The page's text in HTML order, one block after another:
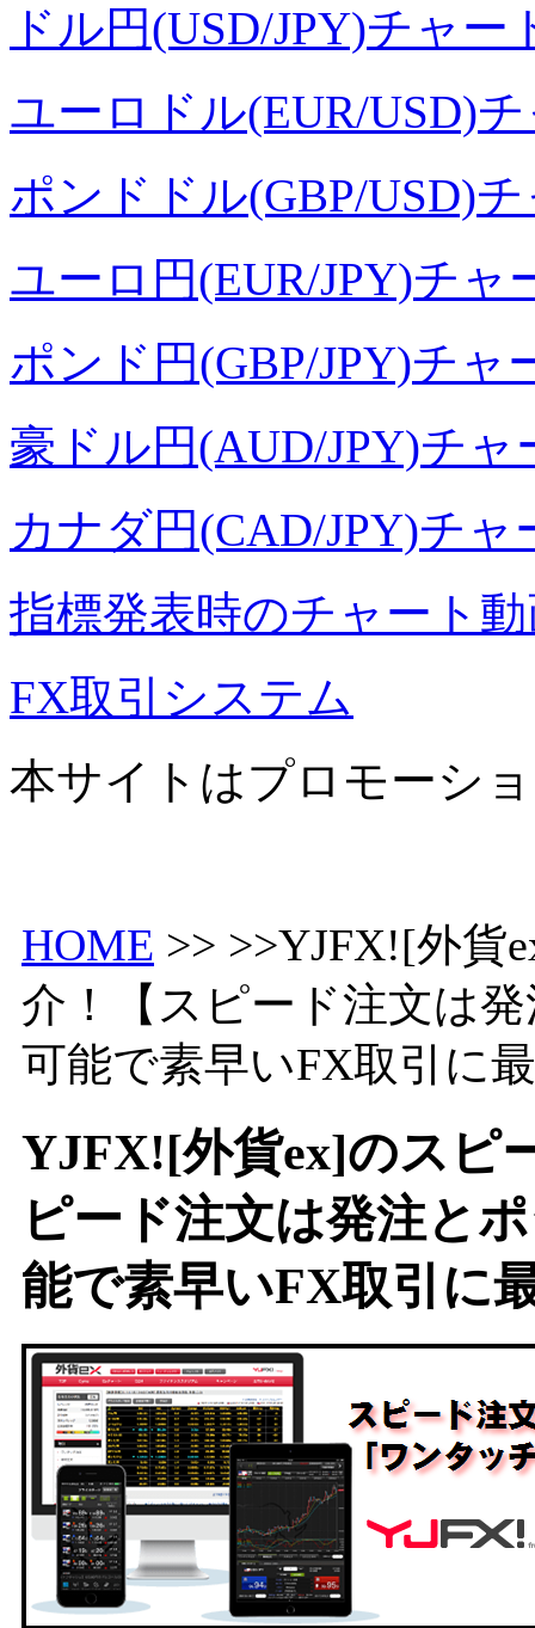
ドル円(USD/JPY)チャー
ユーロドル(EUR/USD)
ポンドドル(GBP/USD)
ユーロ円(EUR/JPY)チャ
ポンド円(GBP/JPY)チャ
豪ドル円(AUD/JPY)チャ
カナダ円(CAD/JPY)チャ
指標発表時のチャート
FX取引システム
本サイトはプロモーシ
HOME >> >>YJFX![外貨
介！【スピード注文は
可能で素早いFX取引に
YJFX![外貨ex]のスピ
ピード注文は発注と
能で素早いFX取引に